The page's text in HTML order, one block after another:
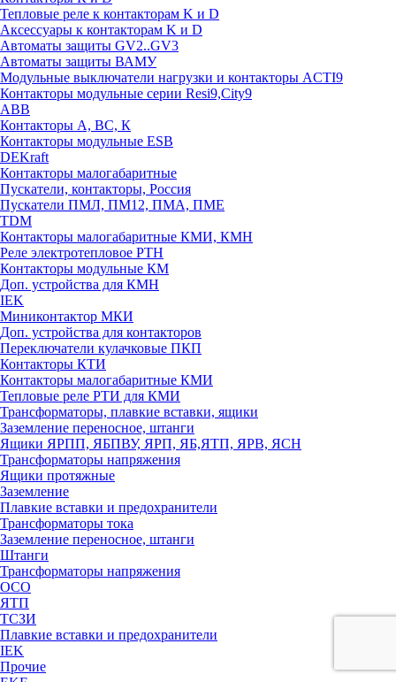
Тепловые реле к контакторам K и D
Аксессуары к контакторам K и D
Автоматы защиты GV2..GV3
Автоматы защиты ВАМУ
Модульные выключатели нагрузки и контакторы ACTI9
Контакторы модульные серии Resi9,City9
ABB
Контакторы А, ВС, К
Контакторы модульные ESB
DEKraft
Контакторы малогабаритные
Пускатели, контакторы, Россия
Пускатели ПМЛ, ПМ12, ПМА, ПМЕ
TDM
Контакторы малогабаритные КМИ, КМН
Реле электротепловое РТН
Контакторы модульные КМ
Доп. устройства для КМН
IEK
Миниконтактор МКИ
Доп. устройства для контакторов
Переключатели кулачковые ПКП
Контакторы КТИ
Контакторы малогабаритные КМИ
Тепловые реле РTИ для КМИ
Трансформаторы, плавкие вставки, ящики
Заземление переносное, штанги
Ящики ЯРПП, ЯБПВУ, ЯРП, ЯБ,ЯТП, ЯРВ, ЯСН
Трансформаторы напряжения
Ящики протяжные
Заземление
Плавкие вставки и предохранители
Трансформаторы тока
Заземление переносное, штанги
Штанги
Трансформаторы напряжения
ОСО
ЯТП
ТСЗИ
Плавкие вставки и предохранители
IEK
Прочие